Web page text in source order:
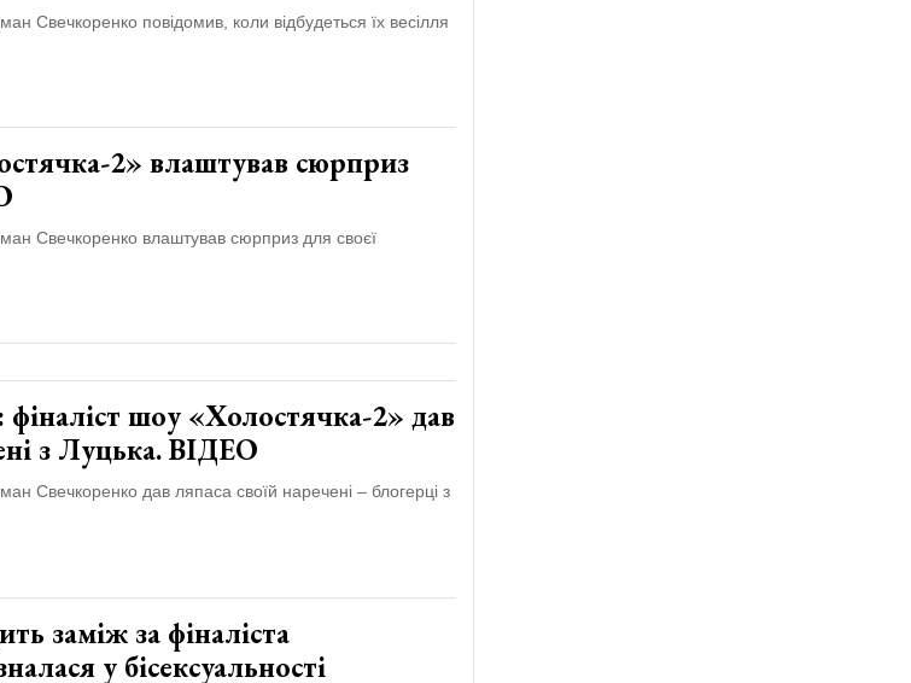
Свечкоренко повідомив, коли відбудеться їх весілля
2» влаштував сюрприз
Свечкоренко влаштував сюрприз для своєї
шоу «Холостячка-2» дав
з Луцька. ВІДЕО
Свечкоренко дав ляпаса своїй наречені – блогерці з
заміж за фіналіста
у бісексуальності